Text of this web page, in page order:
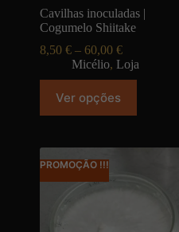
Cavilhas inoculadas |
Cogumelo Shiitake
8,50 € – 60,00 €
Micélio, Loja
Ver opções
PROMOÇÃO !!!